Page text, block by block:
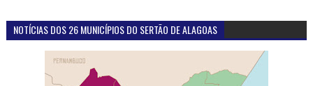
NOTÍCIAS DOS 26 MUNICÍPIOS DO SERTÃO DE ALAGOAS